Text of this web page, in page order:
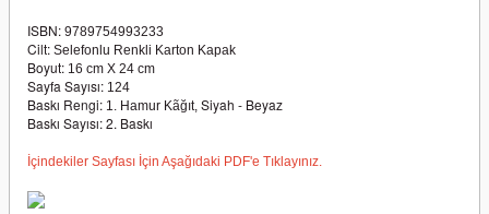
ISBN: 9789754993233
Cilt: Selefonlu Renkli Karton Kapak
Boyut: 16 cm X 24 cm
Sayfa Sayısı: 124
Baskı Rengi: 1. Hamur Kãğıt, Siyah - Beyaz
Baskı Sayısı: 2. Baskı
İçindekiler Sayfası İçin Aşağıdaki PDF'e Tıklayınız.